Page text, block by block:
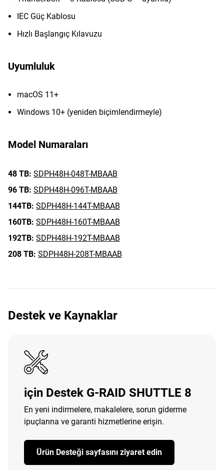
IEC Güç Kablosu
Hızlı Başlangıç Kılavuzu
Uyumluluk
macOS 11+
Windows 10+ (yeniden biçimlendirmeyle)
Model Numaraları
48 TB: SDPH48H-048T-MBAAB
96 TB: SDPH48H-096T-MBAAB
144TB: SDPH48H-144T-MBAAB
160TB: SDPH48H-160T-MBAAB
192TB: SDPH48H-192T-MBAAB
208 TB: SDPH48H-208T-MBAAB
Destek ve Kaynaklar
için Destek G-RAID SHUTTLE 8
En yeni indirmelere, makalelere, sorun giderme
ipuçlarına ve garanti hizmetlerine erişin.
Ürün Desteği sayfasını ziyaret edin